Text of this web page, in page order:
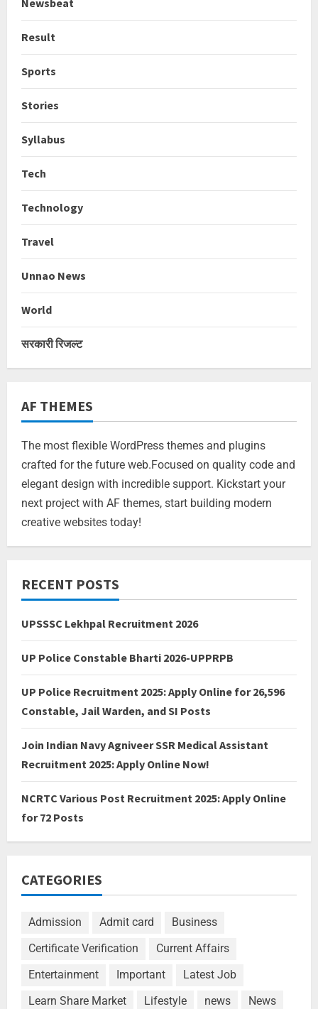
Result
Sports
Stories
Syllabus
Tech
Technology
Travel
Unnao News
World
सरकारी रिजल्ट
AF THEMES
The most flexible WordPress themes and plugins
crafted for the future web.Focused on quality code and
elegant design with incredible support. Kickstart your
next project with AF themes, start building modern
creative websites today!
RECENT POSTS
UPSSSC Lekhpal Recruitment 2026
UP Police Constable Bharti 2026-UPPRPB
UP Police Recruitment 2025: Apply Online for 26,596
Constable, Jail Warden, and SI Posts
Join Indian Navy Agniveer SSR Medical Assistant
Recruitment 2025: Apply Online Now!
NCRTC Various Post Recruitment 2025: Apply Online
for 72 Posts
CATEGORIES
Admission Admit card
Business
Certificate Verification
Current Affairs
Entertainment
Important
Latest Job
Learn Share Market
Lifestyle news
News